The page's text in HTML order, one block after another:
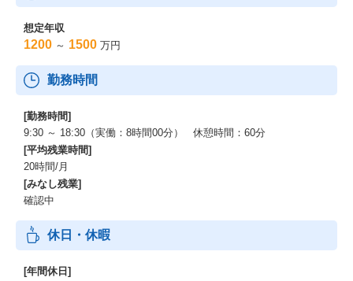
想定年収
1200 ～ 1500 万円
勤務時間
[勤務時間]
9:30 ～ 18:30（実働：8時間00分） 休憩時間：60分
[平均残業時間]
20時間/月
[みなし残業]
確認中
休日・休暇
[年間休日]